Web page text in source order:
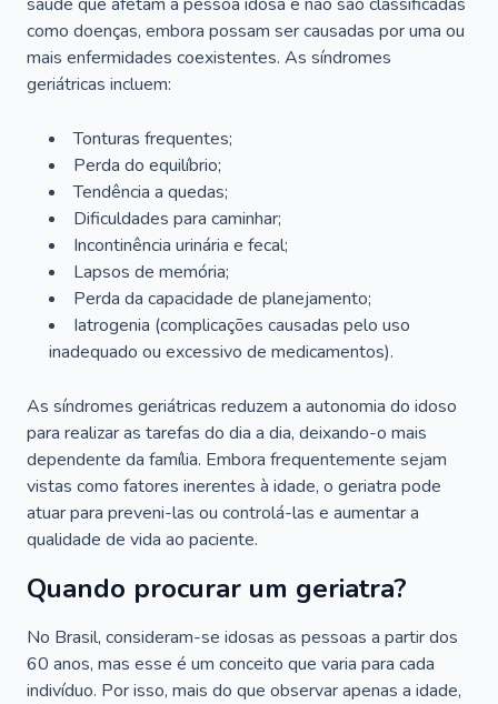
como doenças, embora possam ser causadas por uma ou
mais enfermidades coexistentes. As síndromes
geriátricas incluem:
Tonturas frequentes;
Perda do equilíbrio;
Tendência a quedas;
Dificuldades para caminhar;
Incontinência urinária e fecal;
Lapsos de memória;
Perda da capacidade de planejamento;
Iatrogenia (complicações causadas pelo uso
inadequado ou excessivo de medicamentos).
As síndromes geriátricas reduzem a autonomia do idoso
para realizar as tarefas do dia a dia, deixando-o mais
dependente da família. Embora frequentemente sejam
vistas como fatores inerentes à idade, o geriatra pode
atuar para preveni-las ou controlá-las e aumentar a
qualidade de vida ao paciente.
Quando procurar um geriatra?
No Brasil, consideram-se idosas as pessoas a partir dos
60 anos, mas esse é um conceito que varia para cada
indivíduo. Por isso, mais do que observar apenas a idade,